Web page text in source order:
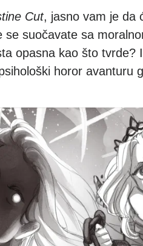
Cut, jasno vam je da
suočavate sa
opasna kao što tvrde?
horor avanturu